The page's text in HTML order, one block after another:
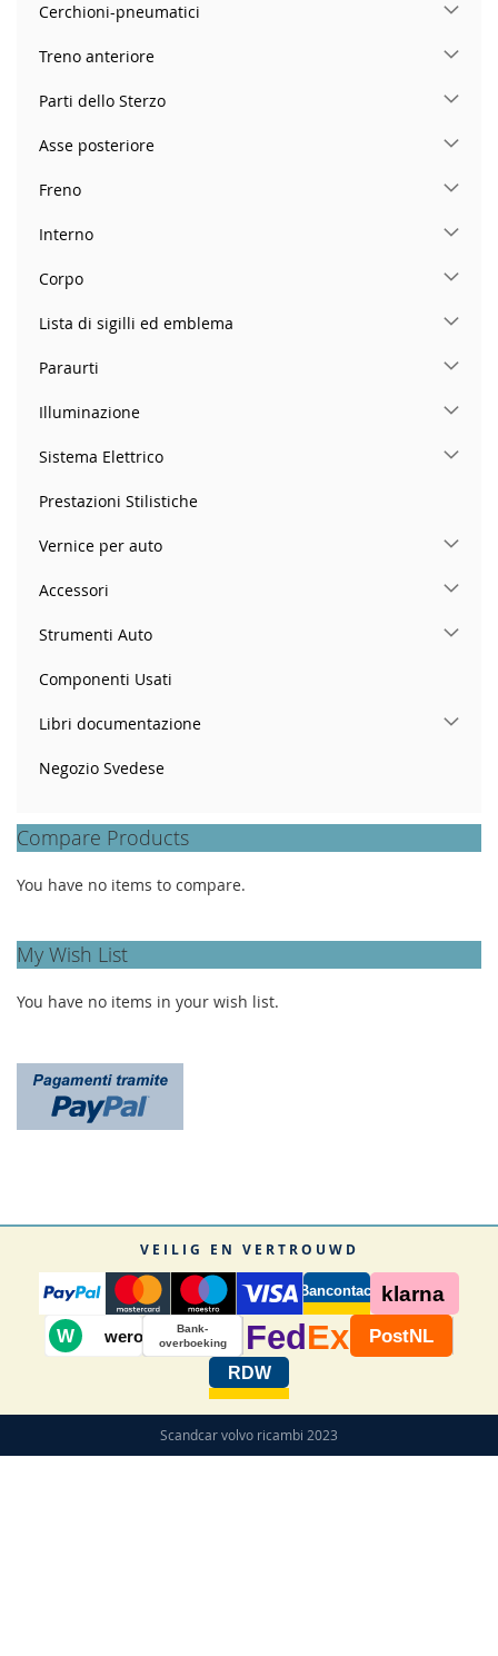
Cerchioni-pneumatici
Treno anteriore
Parti dello Sterzo
Asse posteriore
Freno
Interno
Corpo
Lista di sigilli ed emblema
Paraurti
Illuminazione
Sistema Elettrico
Prestazioni Stilistiche
Vernice per auto
Accessori
Strumenti Auto
Componenti Usati
Libri documentazione
Negozio Svedese
Compare Products
You have no items to compare.
My Wish List
You have no items in your wish list.
VEILIG EN VERTROUWD
Bancontact klarna
W wero
Bank-
overboeking
Fed Ex PostNL
RDW
Scandcar volvo ricambi 2023